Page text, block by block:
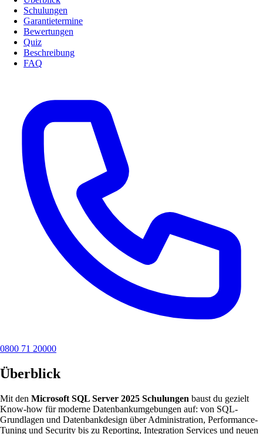
Schulungen
Garantietermine
Bewertungen
Quiz
Beschreibung
FAQ
0800 71 20000
Überblick
Mit den Microsoft SQL Server 2025 Schulungen baust du gezielt
Know-how für moderne Datenbankumgebungen auf: von SQL-
Grundlagen und Datenbankdesign über Administration, Performance-
Tuning und Security bis zu Reporting, Integration Services und neuen